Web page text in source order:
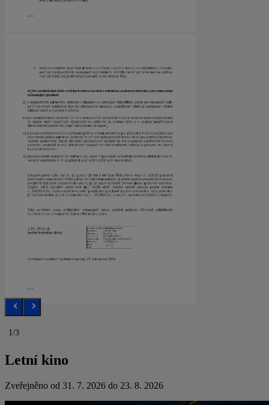
1/3
Letní kino
Zveřejněno od 31. 7. 2026 do 23. 8. 2026